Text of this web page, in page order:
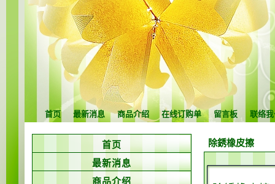
首页 最新消息 商品介绍 在线订购单 留言板 联络
除銹橡皮擦
首页
最新消息
商品介绍